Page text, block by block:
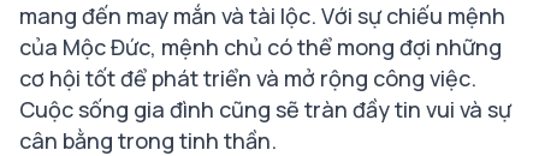
mang đến may mắn và tài lộc. Với sự chiếu mệnh
của Mộc Đức, mệnh chủ có thể mong đợi những
cơ hội tốt để phát triển và mở rộng công việc.
Cuộc sống gia đình cũng sẽ tràn đầy tin vui và sự
cân bằng trong tinh thần.